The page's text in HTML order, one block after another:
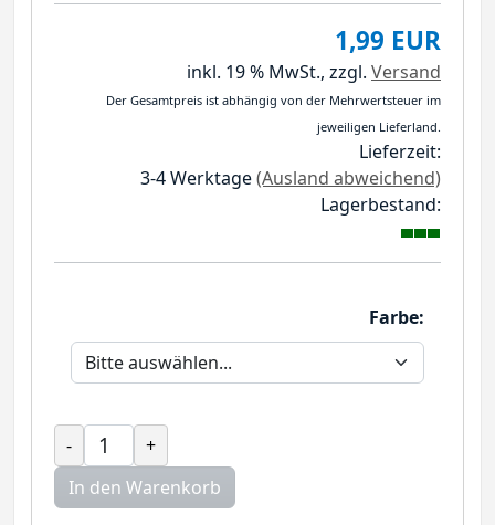
1,99 EUR
inkl. 19 % MwSt., zzgl. Versand
Der Gesamtpreis ist abhängig von der Mehrwertsteuer im
jeweiligen Lieferland.
Lieferzeit:
3-4 Werktage(Ausland abweichend)
Lagerbestand:
Farbe:
-
+
In den Warenkorb